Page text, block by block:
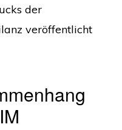
der
veröffentlicht